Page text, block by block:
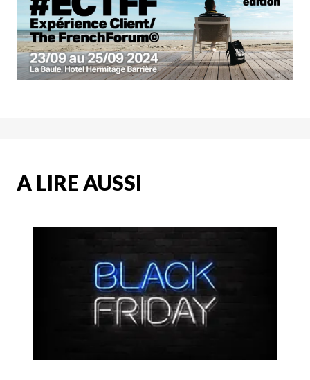
A LIRE AUSSI